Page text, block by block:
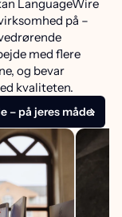
LanguageWire
på –
med flere
og bevar
kvaliteten.
– på jeres måde.